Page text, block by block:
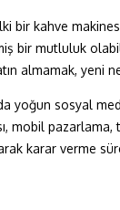
kahve
mutluluk
almamak, yeni
yoğun sosyal
mobil
karar verme